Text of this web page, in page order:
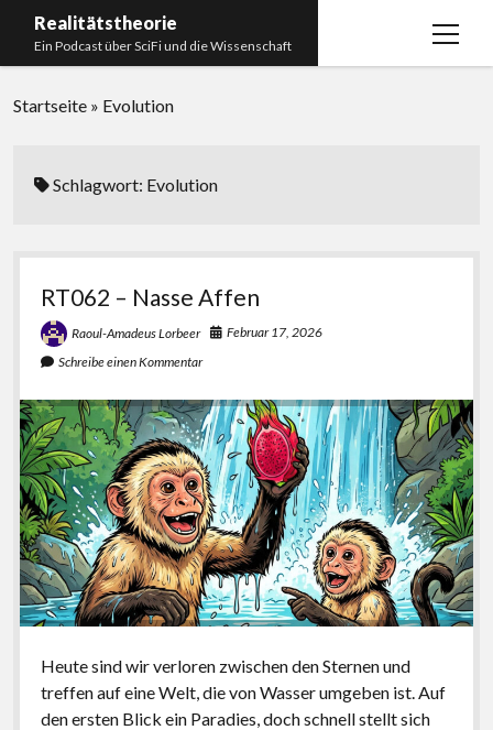
Realitätstheorie
Ein Podcast über SciFi und die Wissenschaft
Menü
Startseite
Impressum
Paperliste
Bücherliste
Startseite » Evolution
Schlagwort: Evolution
RT062 – Nasse Affen
Raoul-Amadeus Lorbeer
Februar 17, 2026
Schreibe einen Kommentar
Heute sind wir verloren zwischen den Sternen und
treffen auf eine Welt, die von Wasser umgeben ist. Auf
den ersten Blick ein Paradies, doch schnell stellt sich